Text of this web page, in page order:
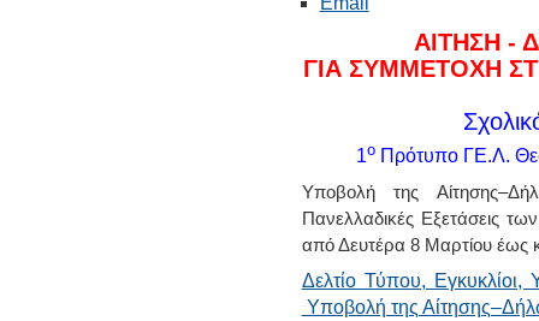
ΑΙΤΗΣΗ -
ΓΙΑ ΣΥΜΜΕΤΟΧΗ
1ο Πρότυπο ΓΕ.Λ.
Υποβολή της
Πανελλαδικές Εξετάσεις
από Δευτέρα 8 Μαρτίου έως
Δελτίο Τύπου, Εγκυκλίοι,
Υποβολή της